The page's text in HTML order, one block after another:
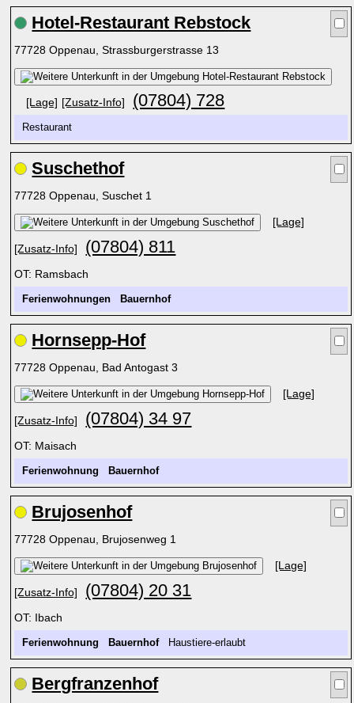
Hotel-Restaurant Rebstock
77728 Oppenau, Strassburgerstrasse 13
[Lage] [Zusatz-Info] (07804) 728
Restaurant
Suschethof
77728 Oppenau, Suschet 1
[Lage]
[Zusatz-Info] (07804) 811
OT: Ramsbach
Ferienwohnungen Bauernhof
Hornsepp-Hof
77728 Oppenau, Bad Antogast 3
[Lage]
[Zusatz-Info] (07804) 34 97
OT: Maisach
Ferienwohnung Bauernhof
Brujosenhof
77728 Oppenau, Brujosenweg 1
[Lage]
[Zusatz-Info] (07804) 20 31
OT: Ibach
Ferienwohnung BauernhofHaustiere-erlaubt
Bergfranzenhof